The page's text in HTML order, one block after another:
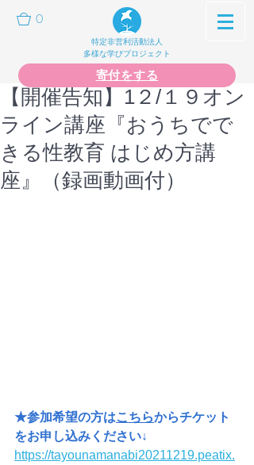
0
特定非営利活動法人
多様な学びプロジェクト
寄付をする
【開催告知】1２/１９オン
ライン講座『おうちでで
きる性教育 はじめ方講
座』（録画動画付）
★参加希望の方はこちらからチケット
をお申し込みください↓
https://tayounamanabi20211219.peatix.